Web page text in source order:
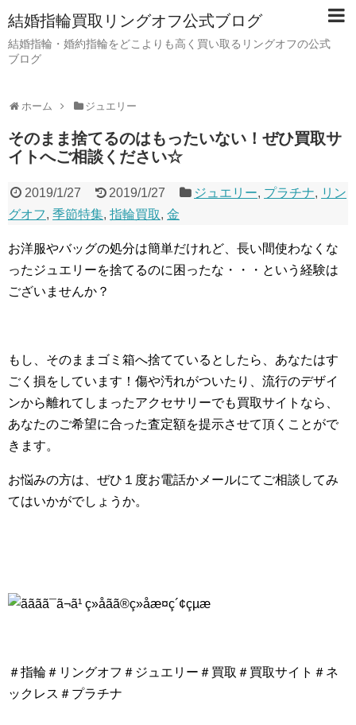
結婚指輪買取リングオフ公式ブログ
結婚指輪・婚約指輪をどこよりも高く買い取るリングオフの公式
ブログ
ホーム ジュエリー
そのまま捨てるのはもったいない！ぜひ買取サ
イトへご相談ください☆
2019/1/27 2019/1/27 ジュエリー, プラチナ, リン
グオフ, 季節特集, 指輪買取, 金
お洋服やバッグの処分は簡単だけれど、長い間使わなくな
ったジュエリーを捨てるのに困ったな・・・という経験は
ございませんか？
もし、そのままゴミ箱へ捨てているとしたら、あなたはす
ごく損をしています！傷や汚れがついたり、流行のデザイ
ンから離れてしまったアクセサリーでも買取サイトなら、
あなたのご希望に合った査定額を提示させて頂くことがで
きます。
お悩みの方は、ぜひ１度お電話かメールにてご相談してみ
てはいかがでしょうか。
＃指輪＃リングオフ＃ジュエリー＃買取＃買取サイト＃ネ
ックレス＃プラチナ